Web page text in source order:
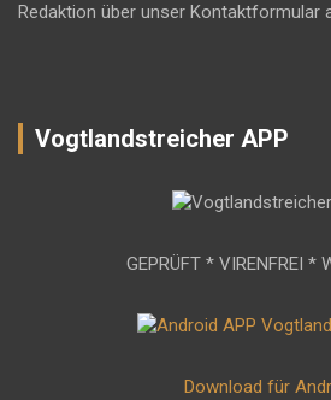
Redaktion über unser Kontaktformular
Vogtlandstreicher APP
GEPRÜFT * VIRENFREI *
Download für